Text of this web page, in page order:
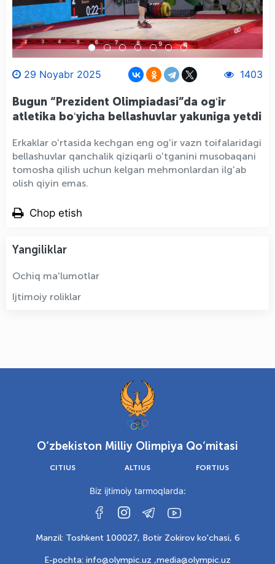
29 Noyabr 2025 1403
Bugun “Prezident Olimpiadasi”da ogʻir
atletika boʻyicha bellashuvlar yakuniga yetdi
Erkaklar oʻrtasida kechgan eng ogʻir vazn toifalaridagi
bellashuvlar qanchalik qiziqarli oʻtganini musobaqani
tomosha qilish uchun kelgan mehmonlardan ilgʻab
olish qiyin emas.
Chop etish
Yangiliklar
Ochiq ma'lumotlar
Ijtimoiy roliklar
O‘zbekiston Milliy Olimpiya Qo‘mitasi
CITIUS ALTIUS FORTIUS
Biz ijtimoiy tarmoqlarda:
Manzil: Toshkent 100027, Botir Zokirov ko'chasi, 6
E-pochta: info@olympic.uz ,media@olympic.uz